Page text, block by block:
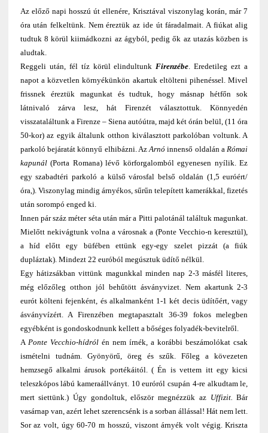
Az előző napi hosszú út ellenére, Krisztával viszonylag korán, már 7
óra után felkeltünk. Nem éreztük az ide út fáradalmait. A fiúkat alig
tudtuk 8 körül kiimádkozni az ágyból, pedig ők az utazás közben is
aludtak.
Reggeli után, fél tíz körül elindultunkFirenzébe. Eredetileg ezt a
napot a közvetlen környékünkön akartuk eltölteni pihenéssel. Mivel
frissnek éreztük magunkat és tudtuk, hogy másnap hétfőn sok
látnivaló zárva lesz, hát Firenzét választottuk. Könnyedén
visszataláltunk a Firenze – Siena autóútra, majd két órán belül, (11 óra
50-kor) az egyik általunk otthon kiválasztott parkolóban voltunk. A
parkoló bejáratát könnyű elhibázni. AzArnóinnenső oldalán aRómai
kapunál(Porta Romana) lévő körforgalomból egyenesen nyílik. Ez
egy szabadtéri parkoló a külső városfal belső oldalán (1,5 euróért/
óra,). Viszonylag mindig árnyékos, sűrűn telepített kamerákkal, fizetés
után sorompó enged ki.
Innen pár száz méter séta után már a Pitti palotánál találtuk magunkat.
Mielőtt nekivágtunk volna a városnak a (Ponte Vecchio-n keresztül),
a híd előtt egy büfében ettünk egy-egy szelet pizzát (a fiúk
dupláztak). Mindezt 22 euróból megúsztuk üdítő nélkül.
Egy hátizsákban vittünk magunkkal minden nap 2-3 másfél literes,
még előzőleg otthon jól behűtött ásványvizet. Nem akartunk 2-3
eurót költeni fejenként, és alkalmanként 1-1 két decis üdítőért, vagy
ásványvízért. A Firenzében megtapasztalt 36-39 fokos melegben
egyébként is gondoskodnunk kellett a bőséges folyadék-bevitelről.
A Ponte Vecchio-hídrólén nem írnék, a korábbi beszámolókat csak
ismételni tudnám. Gyönyörű, öreg és szűk. Főleg a kövezeten
hemzsegő alkalmi árusok portékáitól. ( Én is vettem itt egy kicsi
teleszkópos lábú kameraállványt. 10 euróról csupán 4-re alkudtam le,
mert siettünk.) Úgy gondoltuk, először megnézzük az Uffizit. Bár
vasárnap van, azért lehet szerencsénk is a sorban állással! Hát nem lett.
Sor az volt, úgy 60-70 m hosszú, viszont árnyék volt végig. Kriszta